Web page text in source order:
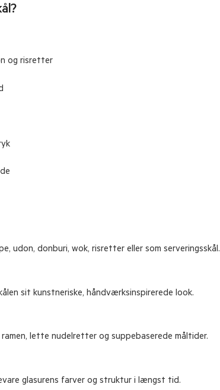
og risretter
udon, donburi, wok, risretter eller som serveringsskål.
sit kunstneriske, håndværksinspirerede look.
lette nudelretter og suppebaserede måltider.
glasurens farver og struktur i længst tid.